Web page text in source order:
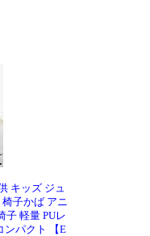
キッズ ジュ
子かば アニ
子 軽量 PUレ
ンパクト 【E